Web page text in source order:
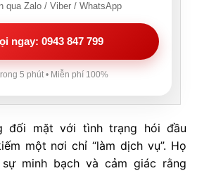
qua Zalo / Viber / WhatsApp
ngay: 0943 847 799
5 phút • Miễn phí 100%
đối mặt với tình trạng hói đầu
một nơi chỉ “làm dịch vụ”. Họ
minh bạch và cảm giác rằng